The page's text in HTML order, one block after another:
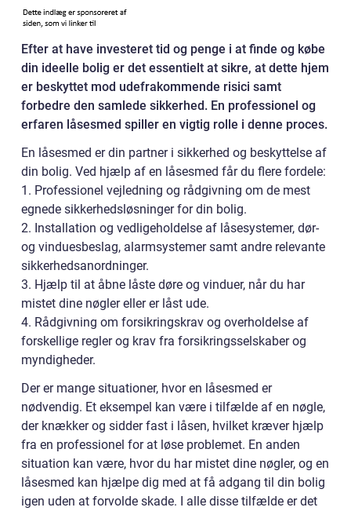
Efter at have investeret tid og penge i at finde og købe
din ideelle bolig er det essentielt at sikre, at dette hjem
er beskyttet mod udefrakommende risici samt
forbedre den samlede sikkerhed. En professionel og
erfaren låsesmed spiller en vigtig rolle i denne proces.
En låsesmed er din partner i sikkerhed og beskyttelse af
din bolig. Ved hjælp af en låsesmed får du flere fordele:
1. Professionel vejledning og rådgivning om de mest
egnede sikkerhedsløsninger for din bolig.
2. Installation og vedligeholdelse af låsesystemer, dør-
og vinduesbeslag, alarmsystemer samt andre relevante
sikkerhedsanordninger.
3. Hjælp til at åbne låste døre og vinduer, når du har
mistet dine nøgler eller er låst ude.
4. Rådgivning om forsikringskrav og overholdelse af
forskellige regler og krav fra forsikringsselskaber og
myndigheder.
Der er mange situationer, hvor en låsesmed er
nødvendig. Et eksempel kan være i tilfælde af en nøgle,
der knækker og sidder fast i låsen, hvilket kræver hjælp
fra en professionel for at løse problemet. En anden
situation kan være, hvor du har mistet dine nøgler, og en
låsesmed kan hjælpe dig med at få adgang til din bolig
igen uden at forvolde skade. I alle disse tilfælde er det